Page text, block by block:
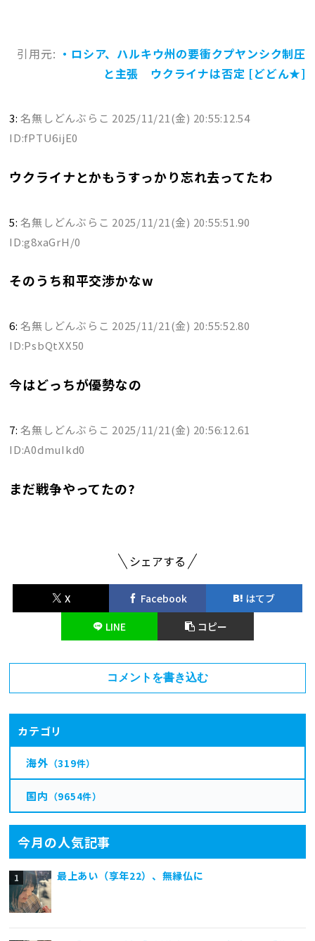
引用元: ・ロシア、ハルキウ州の要衝クプヤンシク制圧
と主張 ウクライナは否定 [どどん★]
3:名無しどんぶらこ 2025/11/21(金) 20:55:12.54
ID:fPTU6ijE0
ウクライナとかもうすっかり忘れ去ってたわ
5:名無しどんぶらこ 2025/11/21(金) 20:55:51.90
ID:g8xaGrH/0
そのうち和平交渉かなw
6:名無しどんぶらこ 2025/11/21(金) 20:55:52.80
ID:PsbQtXX50
今はどっちが優勢なの
7:名無しどんぶらこ 2025/11/21(金) 20:56:12.61
ID:A0dmuIkd0
まだ戦争やってたの?
シェアする
X Facebook
はてブ
LINE
コピー
コメントを書き込む
カテゴリ
海外 （319件）
国内 （9654件）
今月の人気記事
最上あい（享年22）、無縁仏に